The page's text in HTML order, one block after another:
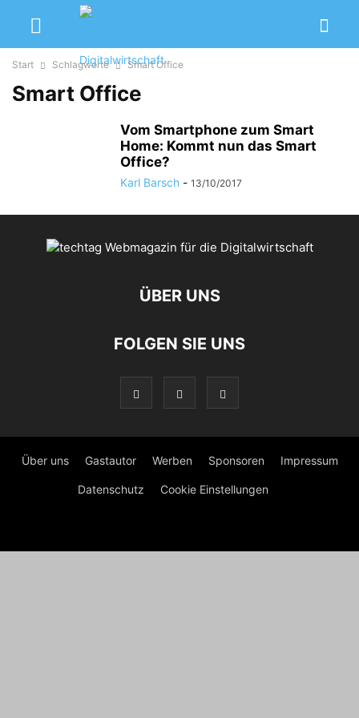
Start Schlagworte Smart Office
Smart Office
Vom Smartphone zum Smart
Home: Kommt nun das Smart
Office?
Karl Barsch - 13/10/2017
ÜBER UNS
FOLGEN SIE UNS
Über uns Gastautor Werben Sponsoren Impressum
Datenschutz Cookie Einstellungen